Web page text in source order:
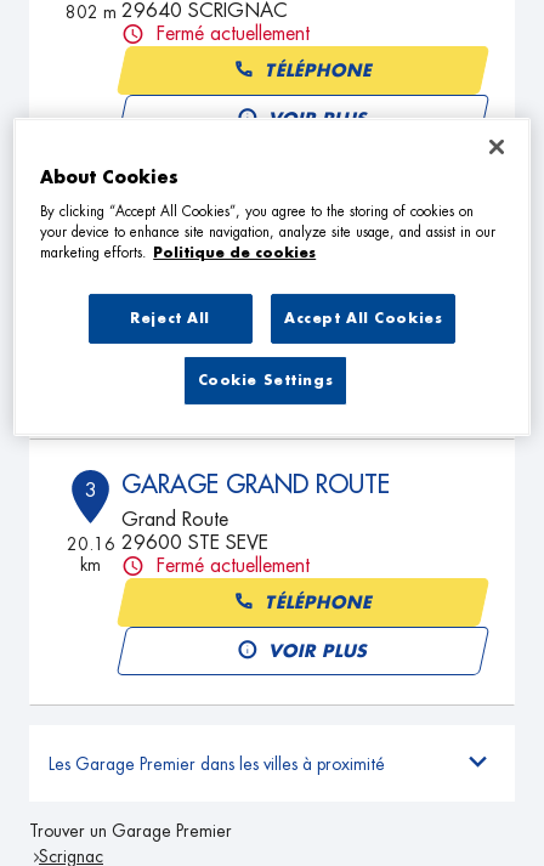
802 m 29640 SCRIGNAC
Fermé actuellement
TÉLÉPHONE
VOIR PLUS
2
km
CHTI GARAGE
62 Rue des Martyrs
Fermé actuellement
VOIR PLUS
3
20.16
km
GARAGE GRAND ROUTE
Grand Route
29600 STE SEVE
Fermé actuellement
TÉLÉPHONE
VOIR PLUS
Les Garage Premier dans les villes à proximité
Trouver un Garage Premier
Scrignac
About Cookies
By clicking “Accept All Cookies”, you agree to the storing of cookies on
your device to enhance site navigation, analyze site usage, and assist in our
marketing efforts.
Politique de cookies
Reject All Accept All Cookies
Cookie Settings